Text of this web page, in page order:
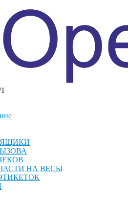
НА ВЕСЫ